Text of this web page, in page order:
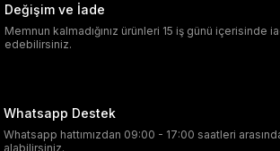
Değişim ve İade
Memnun kalmadığınız ürünleri 15 iş günü içerisinde
edebilirsiniz.
Whatsapp Destek
Whatsapp hattımızdan 09:00 - 17:00 saatleri
alabilirsiniz.